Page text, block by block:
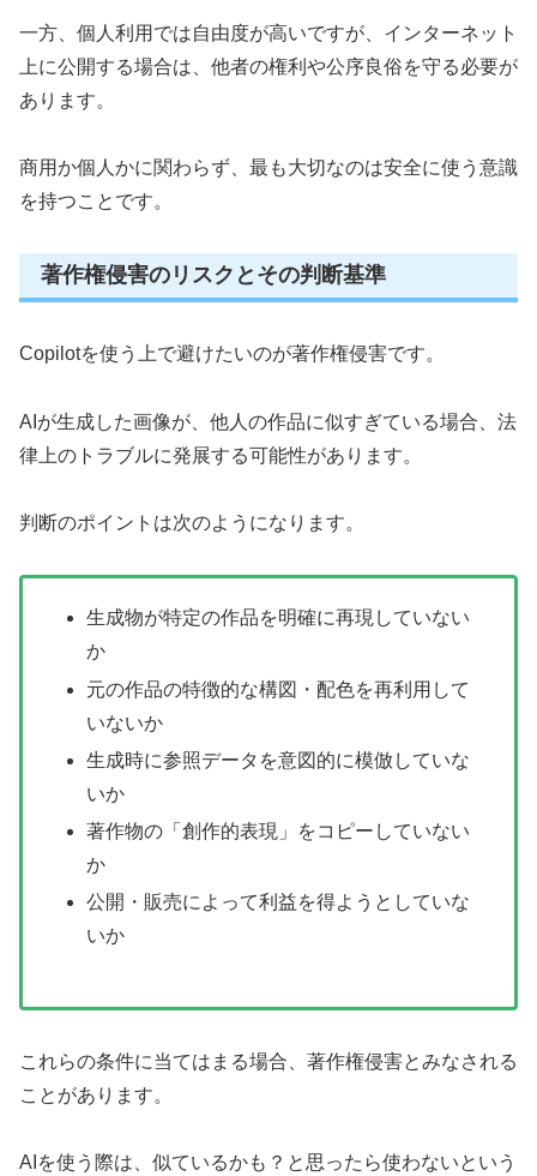
一方、個人利用では自由度が高いですが、インターネット
上に公開する場合は、他者の権利や公序良俗を守る必要が
あります。
商用か個人かに関わらず、最も大切なのは安全に使う意識
を持つことです。
著作権侵害のリスクとその判断基準
Copilotを使う上で避けたいのが著作権侵害です。
AIが生成した画像が、他人の作品に似すぎている場合、法
律上のトラブルに発展する可能性があります。
判断のポイントは次のようになります。
生成物が特定の作品を明確に再現していない
か
元の作品の特徴的な構図・配色を再利用して
いないか
生成時に参照データを意図的に模倣していな
いか
著作物の「創作的表現」をコピーしていない
か
公開・販売によって利益を得ようとしていな
いか
これらの条件に当てはまる場合、著作権侵害とみなされる
ことがあります。
AIを使う際は、似ているかも？と思ったら使わないという